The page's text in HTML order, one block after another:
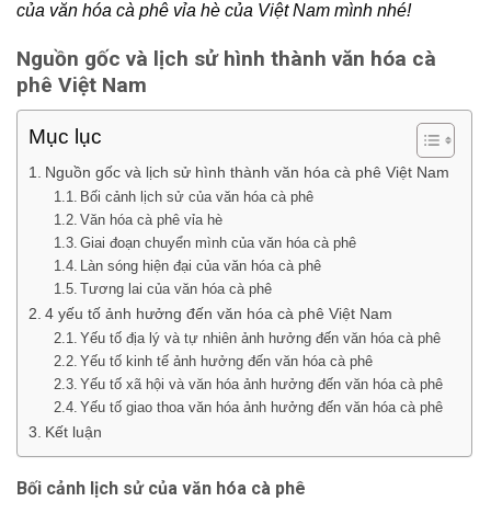
của văn hóa cà phê vỉa hè của Việt Nam mình nhé!
Nguồn gốc và lịch sử hình thành văn hóa cà
phê Việt Nam
Mục lục
Nguồn gốc và lịch sử hình thành văn hóa cà phê Việt Nam
Bối cảnh lịch sử của văn hóa cà phê
Văn hóa cà phê vỉa hè
Giai đoạn chuyển mình của văn hóa cà phê
Làn sóng hiện đại của văn hóa cà phê
Tương lai của văn hóa cà phê
4 yếu tố ảnh hưởng đến văn hóa cà phê Việt Nam
Yếu tố địa lý và tự nhiên ảnh hưởng đến văn hóa cà phê
Yếu tố kinh tế ảnh hưởng đến văn hóa cà phê
Yếu tố xã hội và văn hóa ảnh hưởng đến văn hóa cà phê
Yếu tố giao thoa văn hóa ảnh hưởng đến văn hóa cà phê
Kết luận
Bối cảnh lịch sử của văn hóa cà phê